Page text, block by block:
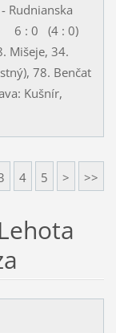
Rudnianska
(4 : 0)
Mišeje, 34.
78. Benčat
Kušnír,
4 5 > >>